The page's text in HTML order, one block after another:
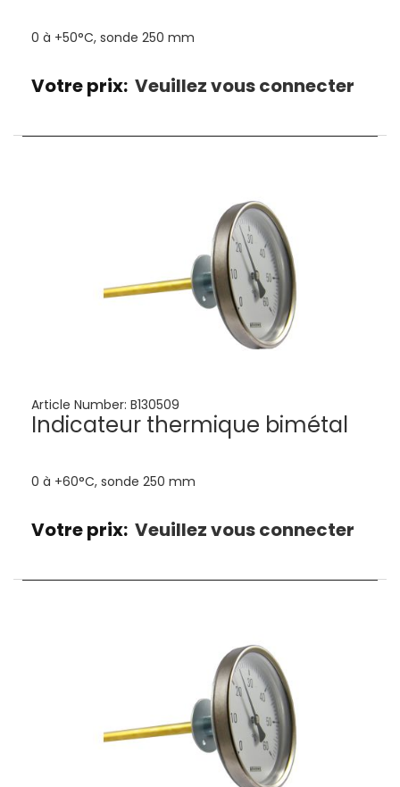
0 à +50°C, sonde 250 mm
Votre prix: Veuillez vous connecter
Article Number: B130509
Indicateur thermique bimétal
0 à +60°C, sonde 250 mm
Votre prix: Veuillez vous connecter